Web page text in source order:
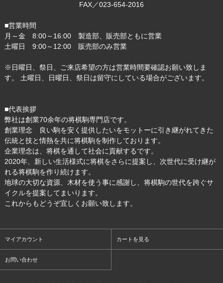
FAX／023-654-2016
■営業時間
月～金 8:00～16:00 製造部、販売部ともに営業
土曜日 9:00～12:00 販売部のみ営業
※日曜日、祭日、ご来店希望の方は営業時間要確認お願い致しま
す。 土曜日、日曜日、祭日は留守にしている場合がございます。
■代表挨拶
弊社は創業70余年の将棋駒専門店です。
創業理念 良い駒を安く提供したいをモットーに引き継がれてきた
伝統と技と情熱を共に将棋駒を制作しております。
企業理念は、将棋を通して社会に貢献するです。
2020年、新しい生活様式に将棋をさらに提案し、次世代に受け継が
れる将棋駒を作り続けます。
地球の大切な資源、木材を使う事に感謝し、将棋駒の世代を跨ぐサ
イクルを提案してまいります。
これからもどうぞ宜しくお願い致します。
マイアカウント カートを見る
お問い合わせ